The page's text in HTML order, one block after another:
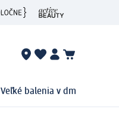
Veľké balenia v dm